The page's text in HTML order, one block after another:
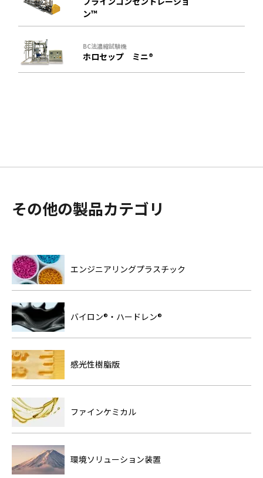
ン™
BC法濃縮試験機
ホロセップ ミニ®
その他の製品カテゴリ
エンジニアリングプラスチック
バイロン®・ハードレン®
感光性樹脂版
ファインケミカル
環境ソリューション装置